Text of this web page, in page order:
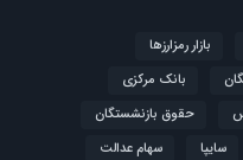
بازار رمزارزها
بانک مرکزی
حقوق بازنشستگان
سایپا
سهام عدالت